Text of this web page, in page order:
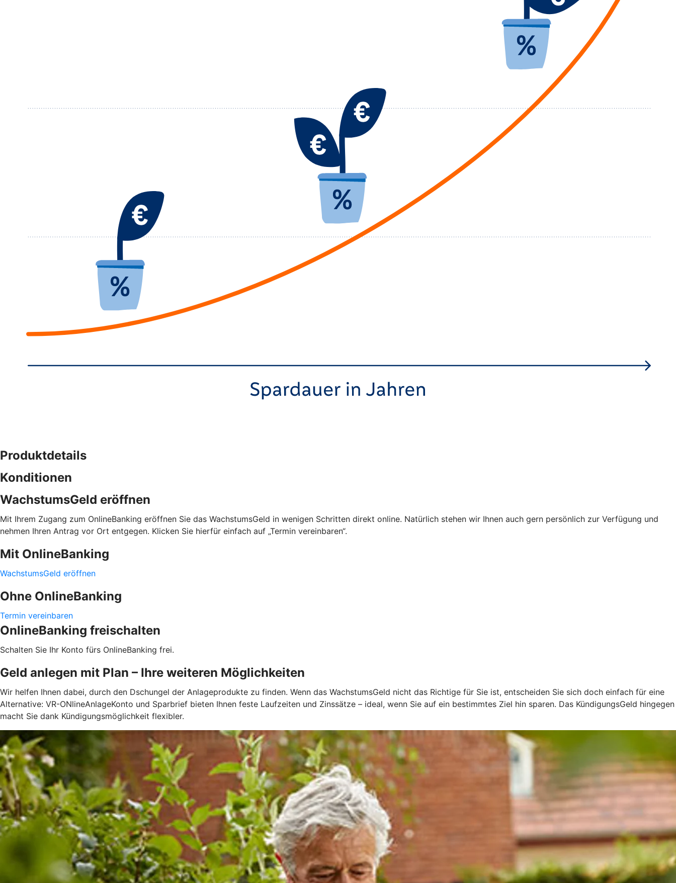
Produktdetails
Konditionen
WachstumsGeld eröffnen
Mit Ihrem Zugang zum OnlineBanking eröffnen Sie das WachstumsGeld in wenigen Schritten direkt online. Natürlich stehen wir Ihnen auch gern persönlich zur Verfügung und
nehmen Ihren Antrag vor Ort entgegen. Klicken Sie hierfür einfach auf „Termin vereinbaren“.
Mit OnlineBanking
WachstumsGeld eröffnen
Ohne OnlineBanking
Termin vereinbaren
OnlineBanking freischalten
Schalten Sie Ihr Konto fürs OnlineBanking frei.
Geld anlegen mit Plan – Ihre weiteren Möglichkeiten
Wir helfen Ihnen dabei, durch den Dschungel der Anlageprodukte zu finden. Wenn das WachstumsGeld nicht das Richtige für Sie ist, entscheiden Sie sich doch einfach für eine
Alternative: VR-ONlineAnlageKonto und Sparbrief bieten Ihnen feste Laufzeiten und Zinssätze – ideal, wenn Sie auf ein bestimmtes Ziel hin sparen. Das KündigungsGeld hingegen
macht Sie dank Kündigungsmöglichkeit flexibler.